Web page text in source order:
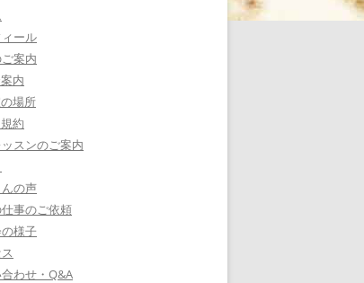
見る・・・
事。
の方が指導者に求めることは…
見る・・・
上松さんとは、ラジオで
ール
案内
内
場所
約
スンのご案内
の声
事のご依頼
様子
わせ・Q&A